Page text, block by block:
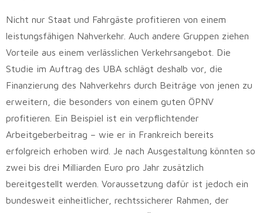
Nicht nur Staat und Fahrgäste profitieren von einem
leistungsfähigen Nahverkehr. Auch andere Gruppen ziehen
Vorteile aus einem verlässlichen Verkehrsangebot. Die
Studie im Auftrag des UBA schlägt deshalb vor, die
Finanzierung des Nahverkehrs durch Beiträge von jenen zu
erweitern, die besonders von einem guten ÖPNV
profitieren. Ein Beispiel ist ein verpflichtender
Arbeitgeberbeitrag – wie er in Frankreich bereits
erfolgreich erhoben wird. Je nach Ausgestaltung könnten so
zwei bis drei Milliarden Euro pro Jahr zusätzlich
bereitgestellt werden. Voraussetzung dafür ist jedoch ein
bundesweit einheitlicher, rechtssicherer Rahmen, der